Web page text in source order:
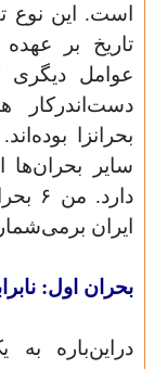
است. این نوع
تاریخ بر
عوامل
دست‌اندرکار
بحرانزا
سایر بحران‌ها
ایران
بحران اول:
دراین‌باره